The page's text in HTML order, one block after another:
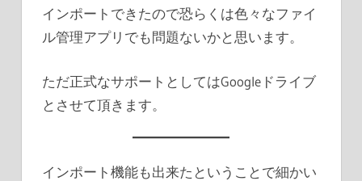
インポートできたので恐らくは色々なファイ
ル管理アプリでも問題ないかと思います。
ただ正式なサポートとしてはGoogleドライブ
とさせて頂きます。
インポート機能も出来たということで細かい